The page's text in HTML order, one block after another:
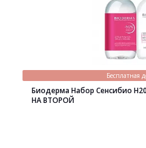
Бесплатная
Биодерма Набор Сенсибио
НА ВТОРОЙ